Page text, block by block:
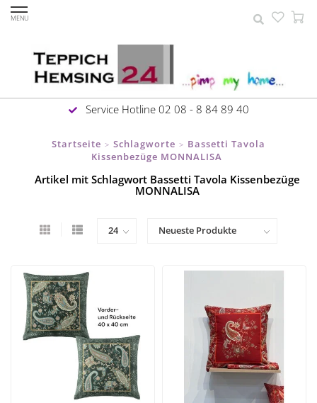
MENU
Service Hotline 02 08 - 8 84 89 40
Startseite > Schlagworte > Bassetti Tavola
Kissenbezüge MONNALISA
Artikel mit Schlagwort Bassetti Tavola Kissenbezüge
MONNALISA